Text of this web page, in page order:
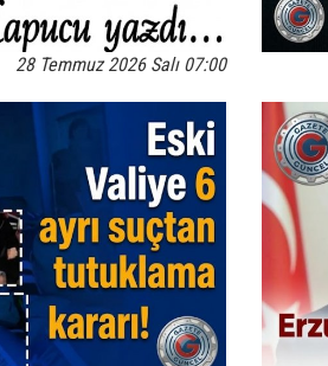
28 Temmuz 2026 Salı 07:00